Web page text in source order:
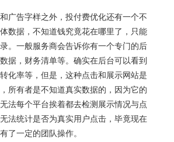
广告字样之外，投付费优化还有一个不
数据，不知道钱究竟花在哪里了，只能
。一般服务商会告诉你有一个专门的后
据，财务清单等。确实在后台可以看到
化率等，但是，这种点击和展示网站是
所有者是不知道真实数据的，因为它的
法每个平台挨着都去检测展示情况与点
法统计是否为真实用户点击，毕竟现在
了一定的团队操作。